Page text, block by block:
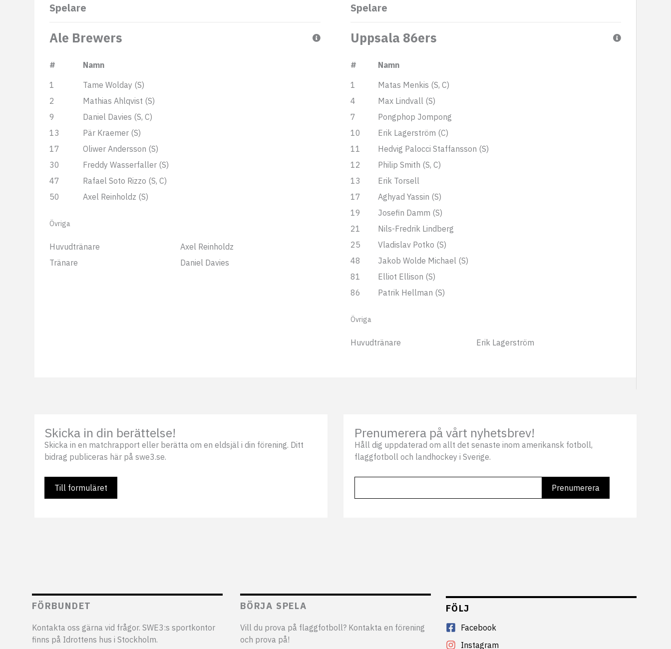
Spelare
Ale Brewers
#
Namn
1
Tame Wolday (S)
2
Mathias Ahlqvist (S)
9
Daniel Davies (S, C)
13
Pär Kraemer (S)
17
Oliwer Andersson (S)
30
Freddy Wasserfaller (S)
47
Rafael Soto Rizzo (S, C)
50
Axel Reinholdz (S)
Övriga
Huvudtränare
Axel Reinholdz
Tränare
Daniel Davies
Spelare
Uppsala 86ers
#
Namn
1
Matas Menkis (S, C)
4
Max Lindvall (S)
7
Pongphop Jompong
10
Erik Lagerström (C)
11
Hedvig Palocci Staffansson (S)
12
Philip Smith (S, C)
13
Erik Torsell
17
Aghyad Yassin (S)
19
Josefin Damm (S)
21
Nils-Fredrik Lindberg
25
Vladislav Potko (S)
48
Jakob Wolde Michael (S)
81
Elliot Ellison (S)
86
Patrik Hellman (S)
Övriga
Huvudtränare Erik Lagerström
Skicka in din berättelse!
Skicka in en matchrapport eller berätta om en eldsjäl i din förening. Ditt
bidrag publiceras här på swe3.se.
Till formuläret
Prenumerera på vårt nyhetsbrev!
Håll dig uppdaterad om allt det senaste inom amerikansk fotboll,
flaggfotboll och landhockey i Sverige.
FÖRBUNDET
Kontakta oss gärna vid frågor. SWE3:s sportkontor
finns på Idrottens hus i Stockholm.
BÖRJA SPELA
Vill du prova på flaggfotboll? Kontakta en förening
och prova på!
FÖLJ
Facebook
Instagram